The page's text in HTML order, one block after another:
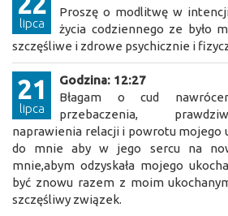
lipca
Proszę o modlitwę w
życia codziennego ze było
szczęśliwe i zdrowe psychicznie i
21
lipca
Godzina: 12:27
Błagam o cud
przebaczenia,
naprawienia relacji i powrotu mojego
do mnie aby w jego sercu na
mnie,abym odzyskała mojego
być znowu razem z moim
szczęśliwy związek.